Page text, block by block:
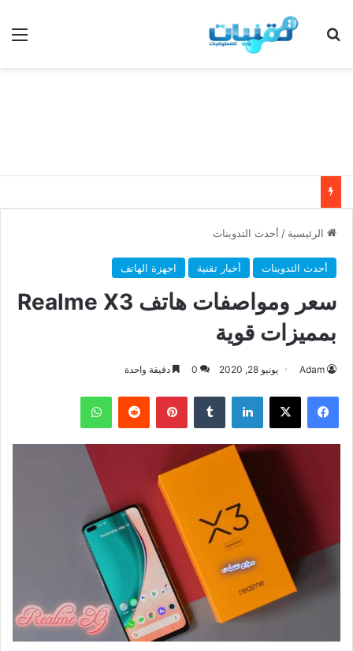
بحث عن
الرئيسية / أحدث التدوينات
أحدث التدوينات أخبار تقنية اجهزة الهاتف
سعر ومواصفات هاتف Realme X3
بمميزات قوية
Adam يونيو 28, 2020 0 دقيقة واحدة
فيسبوك ‫X لينكدإن بينتيريست واتساب